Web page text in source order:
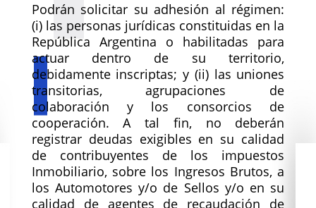
Podrán solicitar su adhesión al régimen:
(i) las personas jurídicas constituidas en la
República Argentina o habilitadas para
actuar dentro de su territorio,
debidamente inscriptas; y (ii) las uniones
transitorias, agrupaciones de
colaboración y los consorcios de
cooperación. A tal fin, no deberán
registrar deudas exigibles en su calidad
de contribuyentes de los impuestos
Inmobiliario, sobre los Ingresos Brutos, a
los Automotores y/o de Sellos y/o en su
calidad de agentes de recaudación de